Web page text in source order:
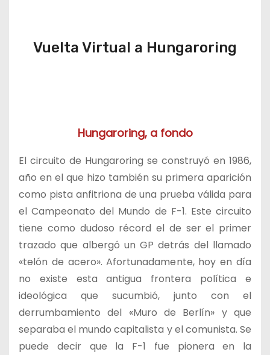
Vuelta Virtual a Hungaroring
Hungaroring, a fondo
El circuito de Hungaroring se construyó en 1986,
año en el que hizo también su primera aparición
como pista anfitriona de una prueba válida para
el Campeonato del Mundo de F-1. Este circuito
tiene como dudoso récord el de ser el primer
trazado que albergó un GP detrás del llamado
«telón de acero». Afortunadamente, hoy en día
no existe esta antigua frontera política e
ideológica que sucumbió, junto con el
derrumbamiento del «Muro de Berlín» y que
separaba el mundo capitalista y el comunista. Se
puede decir que la F-1 fue pionera en la